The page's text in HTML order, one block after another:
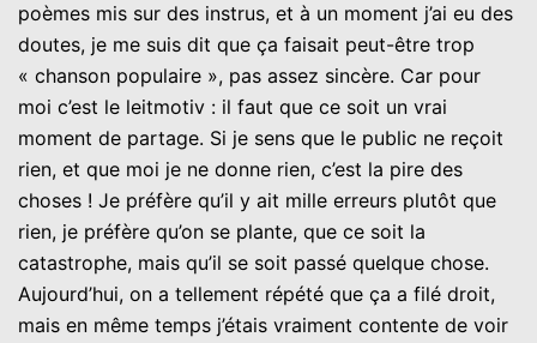
poèmes mis sur des instrus, et à un moment j’ai eu des
doutes, je me suis dit que ça faisait peut-être trop
« chanson populaire », pas assez sincère. Car pour
moi c’est le leitmotiv : il faut que ce soit un vrai
moment de partage. Si je sens que le public ne reçoit
rien, et que moi je ne donne rien, c’est la pire des
choses ! Je préfère qu’il y ait mille erreurs plutôt que
rien, je préfère qu’on se plante, que ce soit la
catastrophe, mais qu’il se soit passé quelque chose.
Aujourd’hui, on a tellement répété que ça a filé droit,
mais en même temps j’étais vraiment contente de voir